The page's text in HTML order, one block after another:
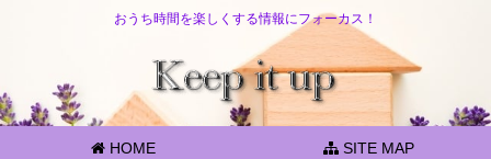
おうち時間を楽しくする情報にフォーカス！
HOME SITE MAP